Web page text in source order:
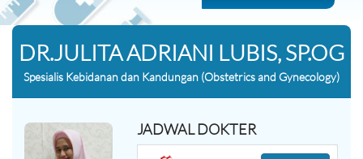
DR.JULITA ADRIANI LUBIS, SP.OG
Spesialis Kebidanan dan Kandungan (Obstetrics and Gynecology)
JADWAL DOKTER